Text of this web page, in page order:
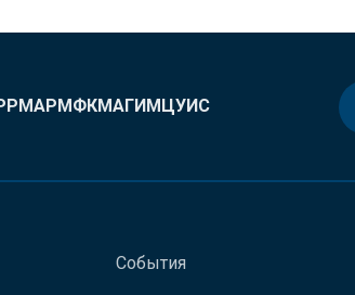
МАРМФКМАГИМЦУИС
События